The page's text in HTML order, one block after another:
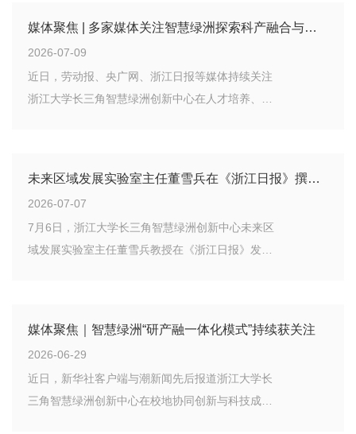
康食品产业高质量发展。
媒体聚焦 | 多家媒体关注智慧绿洲探索科产融合与人才培养新路径
2026-07-09
近日，劳动报、央广网、浙江日报等媒体持续关注
浙江大学长三角智慧绿洲创新中心在人才培养、科
践。
未来区域发展实验室主任董雪兵在《浙江日报》撰文：从“会制造”迈向“会创造”
2026-07-07
7月6日，浙江大学长三角智慧绿洲创新中心未来区
域发展实验室主任董雪兵教授在《浙江日报》发表
媒体聚焦｜智慧绿洲“研产融一体化模式”持续获关注
2026-06-29
近日，新华社客户端与潮新闻先后报道浙江大学长
三角智慧绿洲创新中心在校地协同创新与科技成果